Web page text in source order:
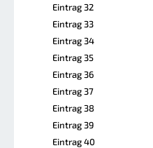
Eintrag 32
Eintrag 33
Eintrag 34
Eintrag 35
Eintrag 36
Eintrag 37
Eintrag 38
Eintrag 39
Eintrag 40